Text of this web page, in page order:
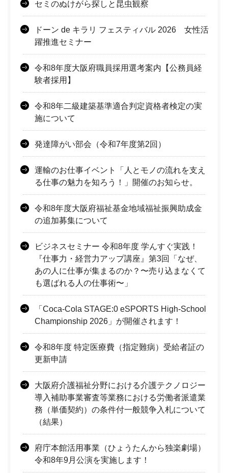
セミのぬけがら探しと昆虫観察
ドーン de キラリ フェスティバル 2026 女性活
躍推進セミナー
令和8年度大阪府職員採用選考案内【公務員経
験者採用】
令和8年二級建築基準適合判定資格者検定の実
施について
発達障がい部会（令和7年度第2回）
運輸のお仕事イベント「人とモノの流れを支え
る仕事の魅力を知ろう！」開催のお知らせ。
令和8年度大阪府福祉基金地域福祉振興助成金
の追加募集について
ビジネスセミナー 令和8年度 学んすぐ実践！
『仕事力・経営力アップ講座』第3回「なぜ、
あの人に仕事が集まるのか？〜売り込まなくて
も選ばれる人の仕事術〜」
「Coca-Cola STAGE:0 eSPORTS High-School
Championship 2026」が開催されます！
令和8年度 特定医療費（指定難病）受給者証の
更新申請
大阪府介護福祉分野における介護テクノロジー
導入補助事業審査等業務における労働者派遣業
務（単価契約）の条件付一般競争入札について
（結果）
府庁本館活用事業（ひょうたんから独楽劇場）
令和8年9月公演を実施します！